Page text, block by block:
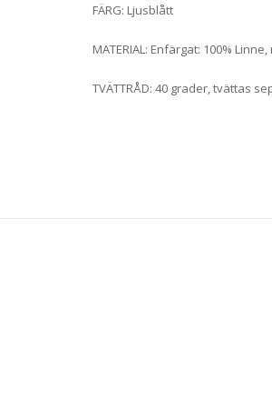
FÄRG: Ljusblått
MATERIAL: Enfärgat: 100%
TVÄTTRÅD: 40 grader, tvättas